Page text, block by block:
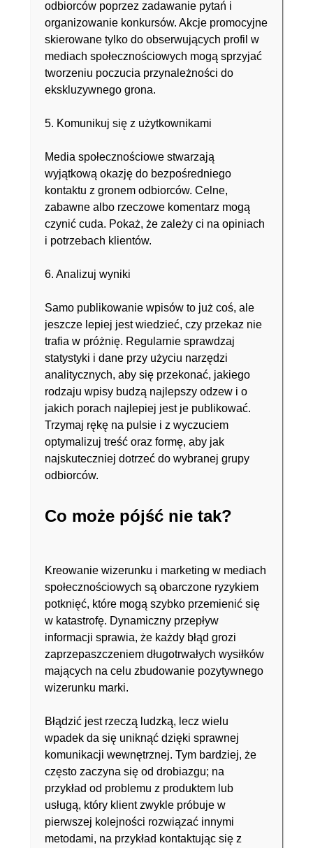
odbiorców poprzez zadawanie pytań i
organizowanie konkursów. Akcje promocyjne
skierowane tylko do obserwujących profil w
mediach społecznościowych mogą sprzyjać
tworzeniu poczucia przynależności do
ekskluzywnego grona.
5. Komunikuj się z użytkownikami
Media społecznościowe stwarzają
wyjątkową okazję do bezpośredniego
kontaktu z gronem odbiorców. Celne,
zabawne albo rzeczowe komentarz mogą
czynić cuda. Pokaż, że zależy ci na opiniach
i potrzebach klientów.
6. Analizuj wyniki
Samo publikowanie wpisów to już coś, ale
jeszcze lepiej jest wiedzieć, czy przekaz nie
trafia w próżnię. Regularnie sprawdzaj
statystyki i dane przy użyciu narzędzi
analitycznych, aby się przekonać, jakiego
rodzaju wpisy budzą najlepszy odzew i o
jakich porach najlepiej jest je publikować.
Trzymaj rękę na pulsie i z wyczuciem
optymalizuj treść oraz formę, aby jak
najskuteczniej dotrzeć do wybranej grupy
odbiorców.
Co może pójść nie tak?
Kreowanie wizerunku i marketing w mediach
społecznościowych są obarczone ryzykiem
potknięć, które mogą szybko przemienić się
w katastrofę. Dynamiczny przepływ
informacji sprawia, że każdy błąd grozi
zaprzepaszczeniem długotrwałych wysiłków
mających na celu zbudowanie pozytywnego
wizerunku marki.
Błądzić jest rzeczą ludzką, lecz wielu
wpadek da się uniknąć dzięki sprawnej
komunikacji wewnętrznej. Tym bardziej, że
często zaczyna się od drobiazgu; na
przykład od problemu z produktem lub
usługą, który klient zwykle próbuje w
pierwszej kolejności rozwiązać innymi
metodami, na przykład kontaktując się z